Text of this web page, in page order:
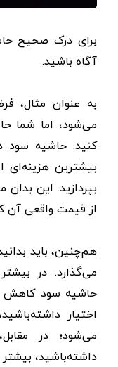
برای درک صحیح
آگاه باشید.
بیشترین
از قیمت واقعی آن
هم‌چنین، باید
می‌گذارد. در
حاشیه سود کاهش
اختیار
می‌شود؛ در
داشته‌باشید،